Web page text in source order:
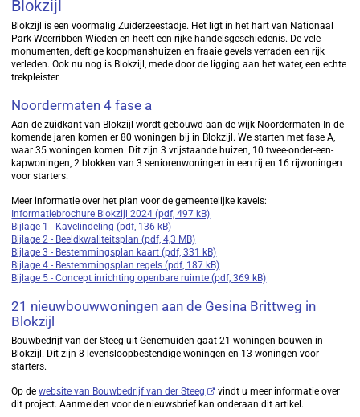
Blokzijl
Blokzijl is een voormalig Zuiderzeestadje. Het ligt in het hart van Nationaal
Park Weerribben Wieden en heeft een rijke handelsgeschiedenis. De vele
monumenten, deftige koopmanshuizen en fraaie gevels verraden een rijk
verleden. Ook nu nog is Blokzijl, mede door de ligging aan het water, een echte
trekpleister.
Noordermaten 4 fase a
Aan de zuidkant van Blokzijl wordt gebouwd aan de wijk Noordermaten In de
komende jaren komen er 80 woningen bij in Blokzijl. We starten met fase A,
waar 35 woningen komen. Dit zijn 3 vrijstaande huizen, 10 twee-onder-een-
kapwoningen, 2 blokken van 3 seniorenwoningen in een rij en 16 rijwoningen
voor starters.
Meer informatie over het plan voor de gemeentelijke kavels:
Informatiebrochure Blokzijl 2024 (pdf, 497 kB)
Bijlage 1 - Kavelindeling (pdf, 136 kB)
Bijlage 2 - Beeldkwaliteitsplan (pdf, 4,3 MB)
Bijlage 3 - Bestemmingsplan kaart (pdf, 331 kB)
Bijlage 4 - Bestemmingsplan regels (pdf, 187 kB)
Bijlage 5 - Concept inrichting openbare ruimte (pdf, 369 kB)
21 nieuwbouwwoningen aan de Gesina Brittweg in
Blokzijl
Bouwbedrijf van der Steeg uit Genemuiden gaat 21 woningen bouwen in
Blokzijl. Dit zijn 8 levensloopbestendige woningen en 13 woningen voor
starters.
Op dewebsite van Bouwbedrijf van der Steeg
vindt u meer informatie over
dit project. Aanmelden voor de nieuwsbrief kan onderaan dit artikel.